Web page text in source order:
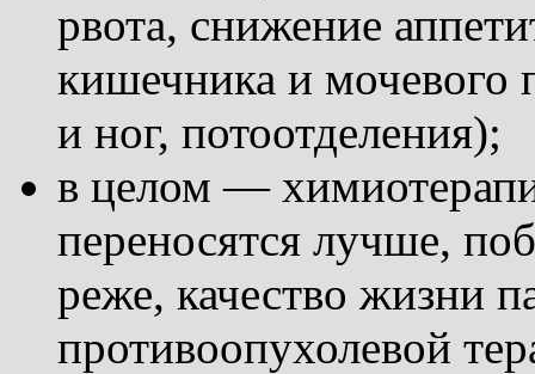
рвота, снижение
кишечника и мочевого
и ног, потоотделения);
в целом —
переносятся лучше,
реже, качество жизни
противоопухолевой